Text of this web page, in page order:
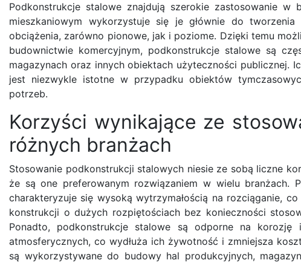
Podkonstrukcje stalowe znajdują szerokie zastosowanie
mieszkaniowym wykorzystuje się je głównie do
obciążenia, zarówno pionowe, jak i poziome. Dzięki temu
budownictwie komercyjnym, podkonstrukcje stalowe są
magazynach oraz innych obiektach użyteczności publicznej.
jest niezwykle istotne w przypadku obiektów
potrzeb.
Korzyści wynikające ze
różnych branżach
Stosowanie podkonstrukcji stalowych niesie ze sobą liczne
że są one preferowanym rozwiązaniem w wielu branżach.
charakteryzuje się wysoką wytrzymałością na rozciąganie,
konstrukcji o dużych rozpiętościach bez konieczności
Ponadto, podkonstrukcje stalowe są odporne na korozję
atmosferycznych, co wydłuża ich żywotność i zmniejsza
są wykorzystywane do budowy hal produkcyjnych,